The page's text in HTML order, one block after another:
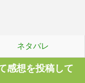
ネタバレ
感想を投稿して